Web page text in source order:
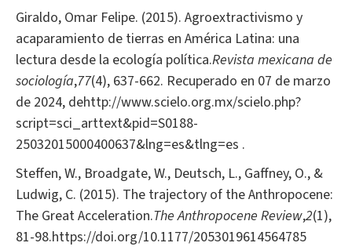
Giraldo, Omar Felipe. (2015). Agroextractivismo y
acaparamiento de tierras en América Latina: una
lectura desde la ecología política.Revista mexicana de
sociología,77(4), 637-662. Recuperado en 07 de marzo
de 2024, dehttp://www.scielo.org.mx/scielo.php?
script=sci_arttext&pid=S0188-
25032015000400637&lng=es&tlng=es .
Steffen, W., Broadgate, W., Deutsch, L., Gaffney, O., &
Ludwig, C. (2015). The trajectory of the Anthropocene:
The Great Acceleration.The Anthropocene Review,2(1),
81-98.https://doi.org/10.1177/2053019614564785